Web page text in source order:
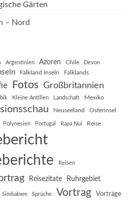
Gärten
– Nord
Argentinien Azoren Chile Devon
Falkland Inseln Falklands
Fotos Großbritannien
Kleine Antillen Landschaft Mexiko
Neuseeland Osterinsel
Polynesien Portugal Rapa Nui Reise
Reisen
Reisezitate Ruhrgebiet
Simbabwe Sprüche Vortrag Vorträge